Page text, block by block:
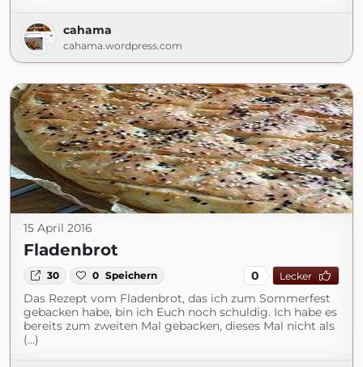
cahama
cahama.wordpress.com
15 April 2016
Fladenbrot
30 0 Speichern 0 Lecker
Das Rezept vom Fladenbrot, das ich zum Sommerfest
gebacken habe, bin ich Euch noch schuldig. Ich habe es
bereits zum zweiten Mal gebacken, dieses Mal nicht als
(...)